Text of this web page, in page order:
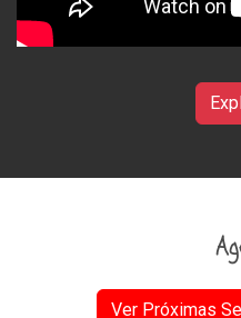
Ver Próximas